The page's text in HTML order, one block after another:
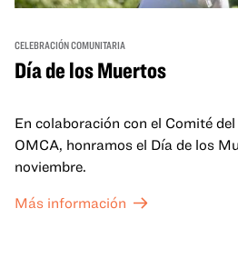
CELEBRACIÓN COMUNITARIA
Día de los Muertos
En colaboración con el Comité
OMCA, honramos el Día de los
noviembre.
Más información